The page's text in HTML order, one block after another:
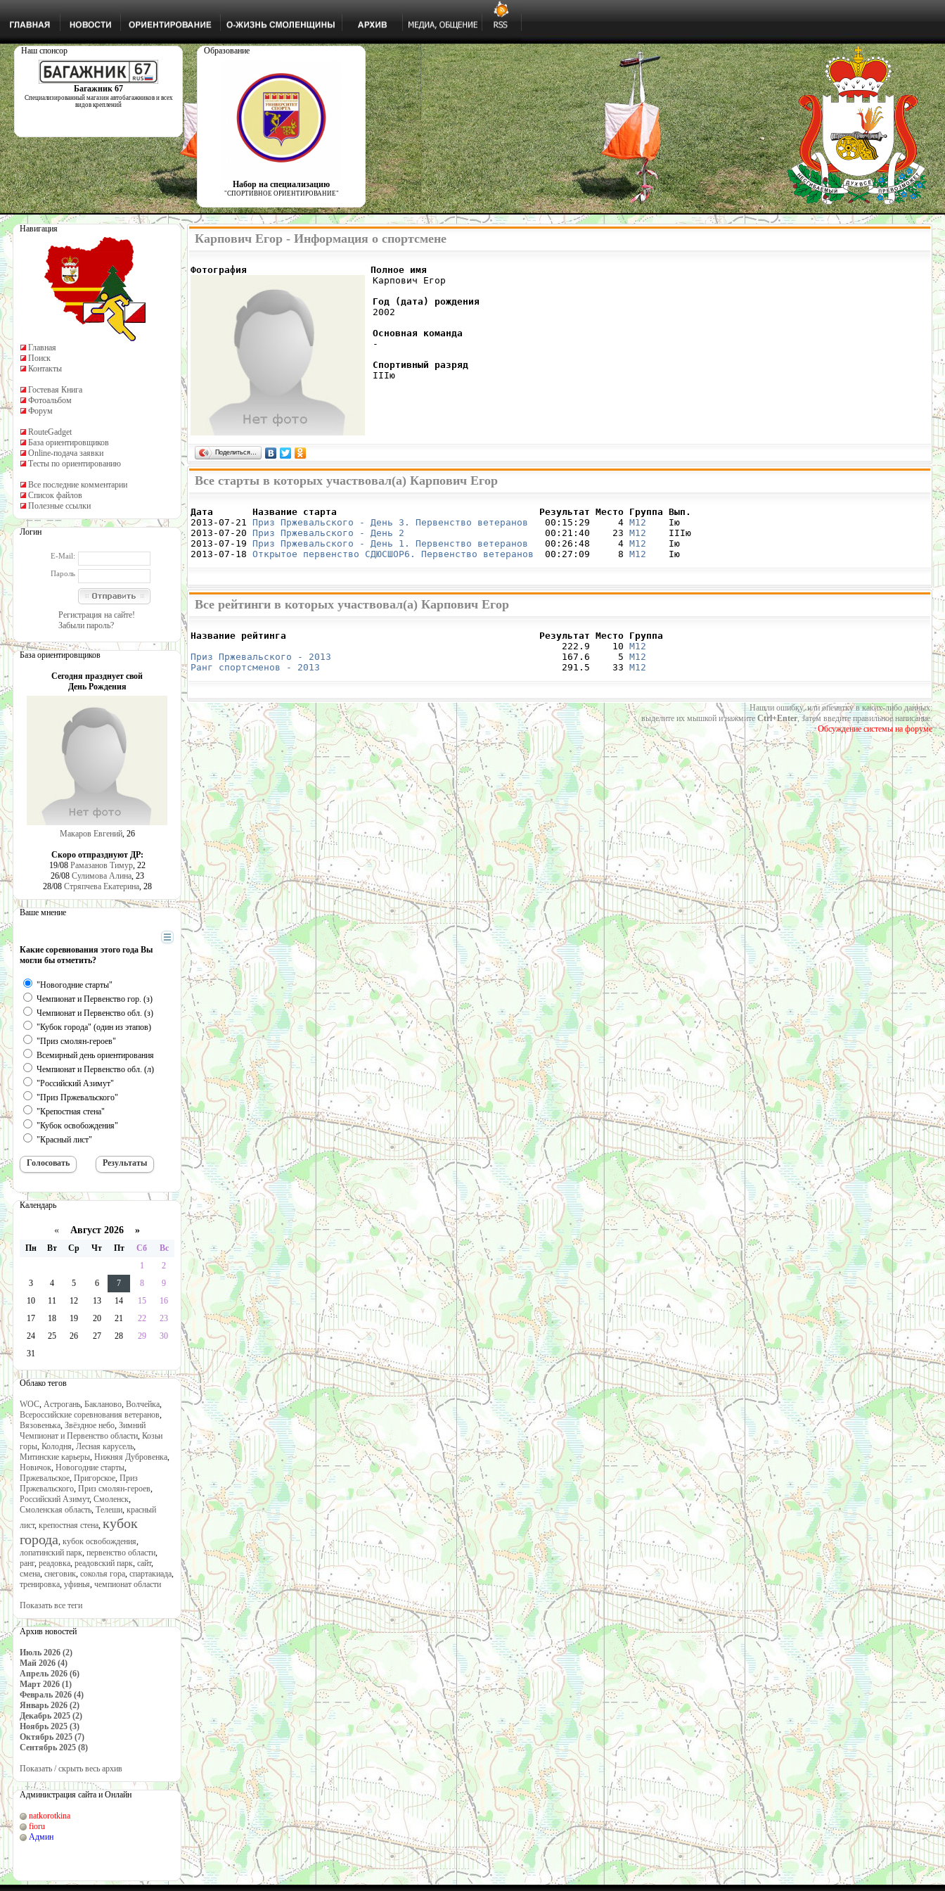
Наш спонсор
Багажник 67
Специализированный магазин автобагажников и всех
видов креплений
Образование
Набор на специализацию
"СПОРТИВНОЕ ОРИЕНТИРОВАНИЕ"
Навигация
Главная
Поиск
Контакты
Гостевая Книга
Фотоальбом
Форум
RouteGadget
База ориентировщиков
Online-подача заявки
Тесты по ориентированию
Все последние комментарии
Список файлов
Полезные ссылки
Логин
E-Mail:
Пароль
Регистрация на сайте!
Забыли пароль?
База ориентировщиков
Сегодня празднует свой
День Рождения
Макаров Евгений, 26
Скоро отпразднуют ДР:
19/08 Рамазанов Тимур, 22
26/08 Сулимова Алина, 23
28/08 Стряпчева Екатерина, 28
Ваше мнение
Какие соревнования этого года Вы
могли бы отметить?
"Новогодние старты"
Чемпионат и Первенство гор. (з)
Чемпионат и Первенство обл. (з)
"Кубок города" (один из этапов)
"Приз смолян-героев"
Всемирный день ориентирования
Чемпионат и Первенство обл. (л)
"Российский Азимут"
"Приз Пржевальского"
"Крепостная стена"
"Кубок освобождения"
"Красный лист"
Календарь
« Август 2026 »
Пн Вт Ср Чт Пт Сб
Вс
1
2
3
4 5 6 7 8
9
10
11 12 13 14 15
16
17
18 19 20 21 22
23
24
25 26 27 28 29
30
31
Облако тегов
WOC, Астрогань, Бакланово, Волчейка,
Всероссийские соревнования ветеранов,
Вязовенька, Звёздное небо, Зимний
Чемпионат и Первенство области, Козьи
горы, Колодня, Лесная карусель,
Митинские карьеры, Нижняя Дубровенка,
Новичок, Новогодние старты,
Пржевальское, Пригорское, Приз
Пржевальского, Приз смолян-героев,
Российский Азимут, Смоленск,
Смоленская область, Телеши, красный
лист, крепостная стена, кубок
города, кубок освобождения,
лопатинский парк, первенство области,
ранг, реадовка, реадовский парк, сайт,
смена, снеговик, соколья гора, спартакиада,
тренировка, уфинья, чемпионат области
Показать все теги
Архив новостей
Июль 2026 (2)
Май 2026 (4)
Апрель 2026 (6)
Март 2026 (1)
Февраль 2026 (4)
Январь 2026 (2)
Декабрь 2025 (2)
Ноябрь 2025 (3)
Октябрь 2025 (7)
Сентябрь 2025 (8)
Показать / скрыть весь архив
Администрация сайта и Онлайн
natkorotkina
fioru
Админ
Карпович Егор - Информация о спортсмене
Фотография                      Полное имя
Карпович Егор
Год (дата) рождения
2002
Основная команда
-
Спортивный разряд
IIIю
Поделиться…
Все старты в которых участвовал(а) Карпович Егор
Дата       Название старта                                    Результат Место Группа Вып.
2013-07-21 Приз Пржевальского - День 3. Первенство ветеранов
   00:15:29     4
М12
    Iю
2013-07-20 Приз Пржевальского - День 2
                         00:21:40    23
М12
    IIIю
2013-07-19 Приз Пржевальского - День 1. Первенство ветеранов
   00:26:48     4
М12
    Iю
2013-07-18 Открытое первенство СДЮСШОР6. Первенство ветеранов
  00:27:09     8
М12
    Iю
Все рейтинги в которых участвовал(а) Карпович Егор
Название рейтинга                                             Результат Место Группа
                                                                  222.9    10
М12
Приз Пржевальского - 2013
                                         167.6     5
М12
Ранг спортсменов - 2013
                                           291.5    33
М12
Нашли ошибку, или опечатку в каких-либо данных:
выделите их мышкой и нажмите Ctrl+Enter, затем введите правильное написание.
Обсуждение системы на форуме